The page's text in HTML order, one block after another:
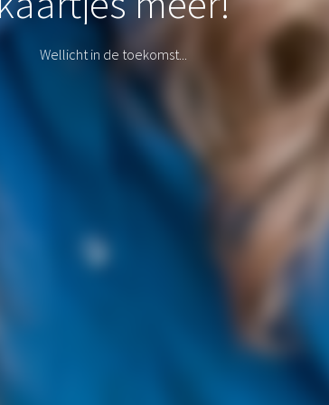
Wellicht in de toekomst...